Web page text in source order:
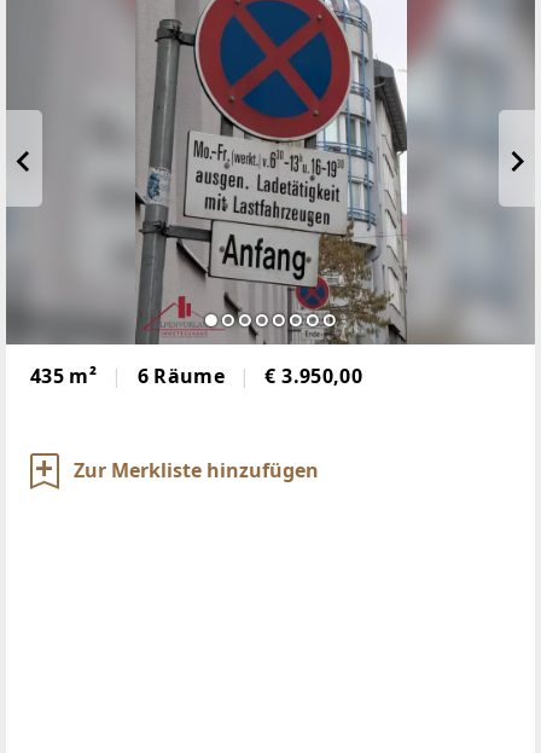
435 m² 6 Räume € 3.950,00
Zur Merkliste hinzufügen